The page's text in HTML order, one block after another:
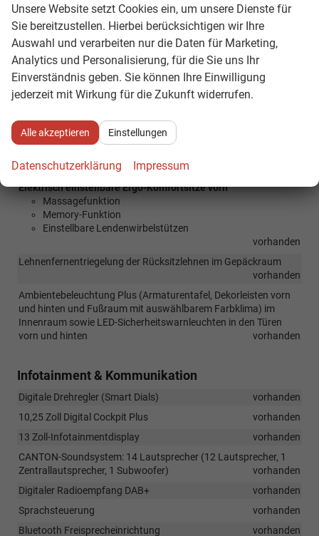
Beheizbares Lederlenkrad mit Multifunktionstasten und
Schaltwippen im Sportdesign
vorhanden
Elektrische Fensterheber vorn und hinten, inkl. Einklemmschutz
und elektrischer Kindersicherung
vorhanden
Automatische Innenspiegelabblendung mit Regen- und
Lichtsensor
Regenschirm- und Besenfächer in den Vordertüren
Elektrisch einstellbare Ergo-Komfortsitze vorn
Massagefunktion
Memory-Funktion
Einstellbare Lendenwirbelstützen
vorhanden
Lehnenfernentriegelung der Rücksitzlehnen im Gepäckraum
vorhanden
Ambientebeleuchtung Plus (Armaturentafel, Dekorleisten vorn
und hinten und Fußraum mit auswählbarem Farbklima) im
Innenraum sowie LED-Sicherheitswarnleuchten in den Türen
vorn und hinten
vorhanden
Infotainment & Kommunikation
Digitale Drehregler (Smart Dials)
vorhanden
10,25 Zoll Digital Cockpit Plus
vorhanden
13 Zoll-Infotainmentdisplay
vorhanden
CANTON-Soundsystem: 14 Lautsprecher (12 Lautsprecher, 1
Zentrallautsprecher, 1 Subwoofer)
vorhanden
Digitaler Radioempfang DAB+
vorhanden
Sprachsteuerung
vorhanden
Bluetooth Freisprecheinrichtung
vorhanden
Unsere Website setzt Cookies ein, um unsere Dienste für
Sie bereitzustellen. Hierbei berücksichtigen wir Ihre
Auswahl und verarbeiten nur die Daten für Marketing,
Analytics und Personalisierung, für die Sie uns Ihr
Einverständnis geben. Sie können Ihre Einwilligung
jederzeit mit Wirkung für die Zukunft widerrufen.
Alle akzeptieren Einstellungen
Datenschutzerklärung Impressum